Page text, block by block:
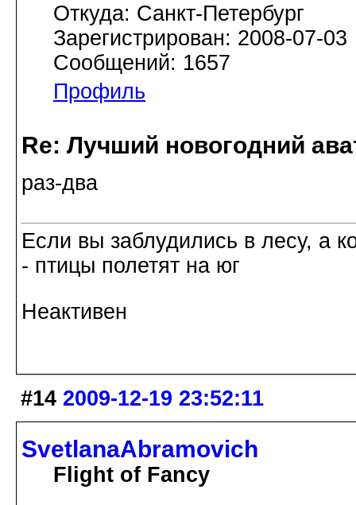
Откуда: Санкт-Петербург
Зарегистрирован: 2008-07-03
Сообщений: 1657
Профиль
Re: Лучший новогодний
раз-два
Если вы заблудились в лесу, а
- птицы полетят на юг
Неактивен
#14 2009-12-19 23:52:11
SvetlanaAbramovich
Flight of Fancy